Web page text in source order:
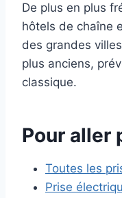
De plus en plus
hôtels de chaîne
des grandes
plus anciens,
classique.
Pour aller
Toutes les
Prise